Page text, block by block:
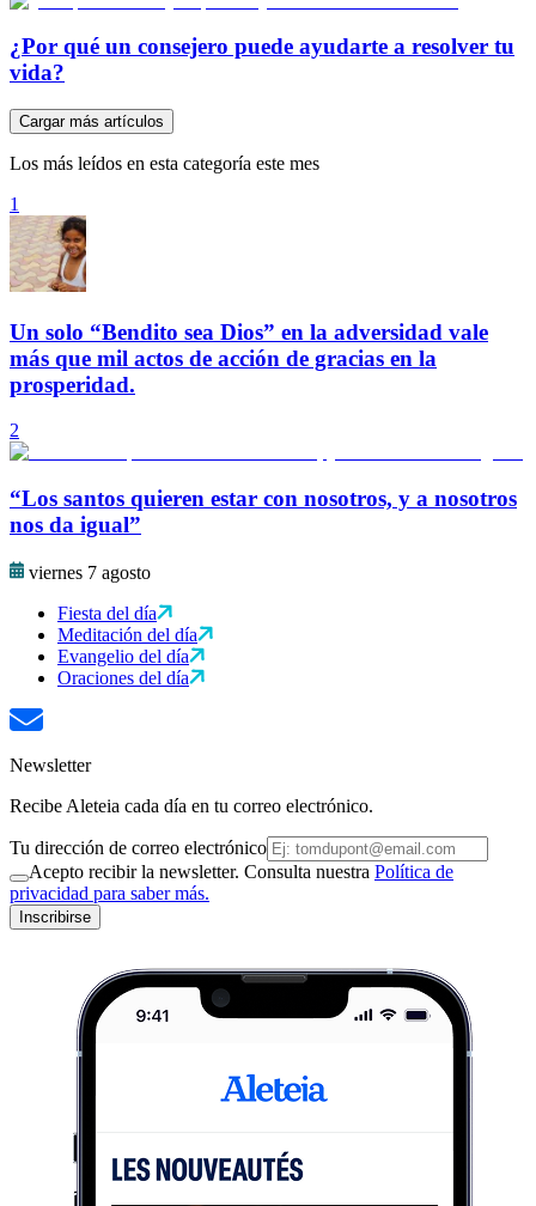
¿Por qué un consejero puede ayudarte a resolver tu
vida?
Cargar más artículos
Los más leídos en esta categoría este mes
1
Un solo “Bendito sea Dios” en la adversidad vale
más que mil actos de acción de gracias en la
prosperidad.
2
“Los santos quieren estar con nosotros, y a nosotros
nos da igual”
viernes 7 agosto
Fiesta del día
Meditación del día
Evangelio del día
Oraciones del día
Newsletter
Recibe Aleteia cada día en tu correo electrónico.
Tu dirección de correo electrónico
Acepto recibir la newsletter. Consulta nuestra Política de
privacidad para saber más.
Inscribirse